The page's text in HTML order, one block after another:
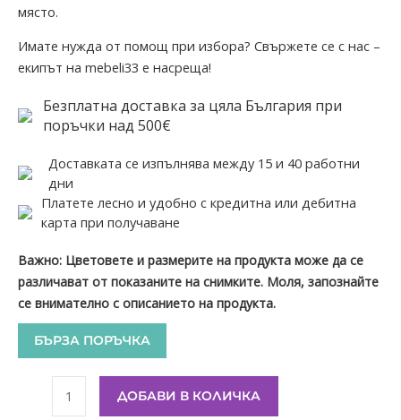
място.
Имате нужда от помощ при избора? Свържете се с нас –
екипът на mebeli33 е насреща!
Безплатна доставка за цяла България при
поръчки над 500€
Доставката се изпълнява между 15 и 40 работни
дни
Платете лесно и удобно с кредитна или дебитна
карта при получаване
Важно: Цветовете и размерите на продукта може да се
различават от показаните на снимките. Моля, запознайте
се внимателно с описанието на продукта.
БЪРЗА ПОРЪЧКА
ДОБАВИ В КОЛИЧКА